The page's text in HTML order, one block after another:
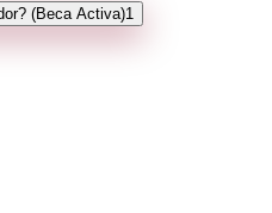
(Beca Activa)1